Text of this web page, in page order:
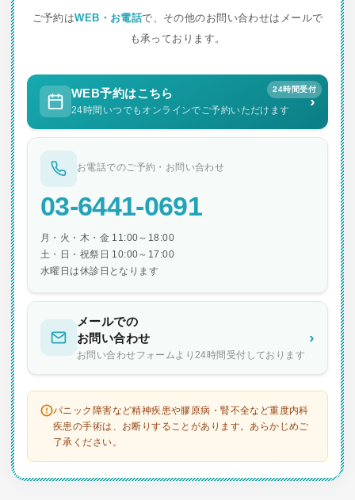
ご予約はWEB・お電話で、その他のお問い合わせはメールで
も承っております。
24時間受付
WEB予約はこちら
24時間いつでもオンラインでご予約いただけます ›
お電話でのご予約・お問い合わせ
03-6441-0691
月・火・木・金 11:00～18:00
土・日・祝祭日 10:00～17:00
水曜日は休診日となります
メールでの
お問い合わせ
お問い合わせフォームより24時間受付しております
›
パニック障害など精神疾患や膠原病・腎不全など重度内科
疾患の手術は、お断りすることがあります。あらかじめご
了承ください。